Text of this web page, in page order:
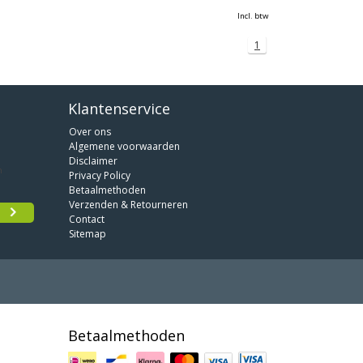
Incl. btw
1
Klantenservice
Over ons
Algemene voorwaarden
Disclaimer
Privacy Policy
Betaalmethoden
Verzenden & Retourneren
Contact
Sitemap
Betaalmethoden